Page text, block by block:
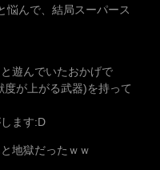
悩んで、結局スーパース
遊んでいたおかげで
が上がる武器)を持って
ます:D
地獄だったｗｗ